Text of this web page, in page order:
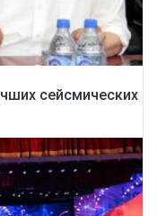
сейсмических